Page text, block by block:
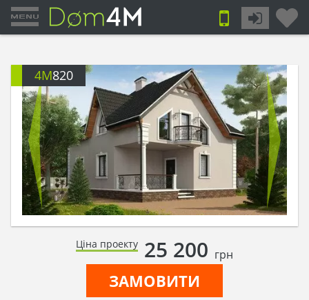
4M820
Ціна проекту 25 200 грн
ЗАМОВИТИ